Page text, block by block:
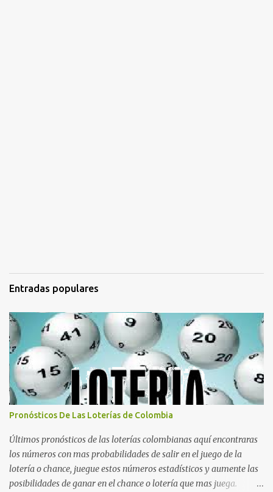
Entradas populares
Pronósticos De Las Loterías de Colombia
Últimos pronósticos de las loterías colombianas aquí encontraras
los números con mas probabilidades de salir en el juego de la
lotería o chance, juegue estos números estadísticos y aumente las
posibilidades de ganar en el chance o lotería que mas juega.